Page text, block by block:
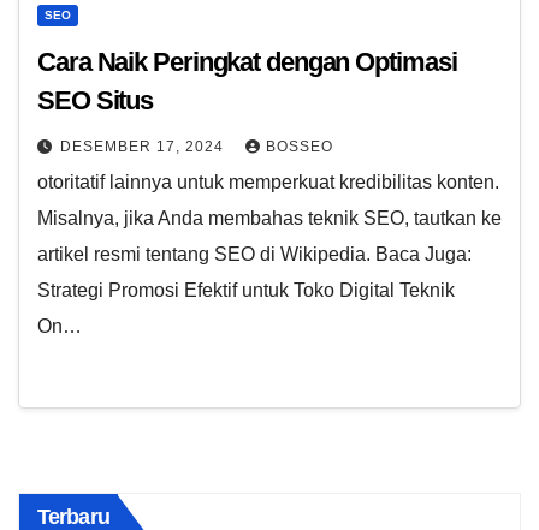
SEO
Cara Naik Peringkat dengan Optimasi
SEO Situs
DESEMBER 17, 2024 BOSSEO
otoritatif lainnya untuk memperkuat kredibilitas konten.
Misalnya, jika Anda membahas teknik SEO, tautkan ke
artikel resmi tentang SEO di Wikipedia. Baca Juga:
Strategi Promosi Efektif untuk Toko Digital Teknik
On…
Terbaru